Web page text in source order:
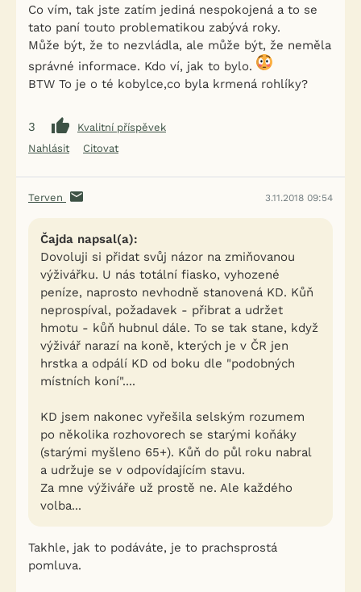
Co vím, tak jste zatím jediná nespokojená a to se
tato paní touto problematikou zabývá roky.
Může být, že to nezvládla, ale může být, že neměla
správné informace. Kdo ví, jak to bylo.
BTW To je o té kobylce,co byla krmená rohlíky?
3
Kvalitní příspěvek
Nahlásit
Citovat
Terven 3.11.2018 09:54
Čajda napsal(a):
Dovoluji si přidat svůj názor na zmiňovanou
výživářku. U nás totální fiasko, vyhozené
peníze, naprosto nevhodně stanovená KD. Kůň
neprospíval, požadavek - přibrat a udržet
hmotu - kůň hubnul dále. To se tak stane, když
výživář narazí na koně, kterých je v ČR jen
hrstka a odpálí KD od boku dle "podobných
místních koní"....
KD jsem nakonec vyřešila selským rozumem
po několika rozhovorech se starými koňáky
(starými myšleno 65+). Kůň do půl roku nabral
a udržuje se v odpovídajícím stavu.
Za mne výživáře už prostě ne. Ale každého
volba...
Takhle, jak to podáváte, je to prachsprostá
pomluva.